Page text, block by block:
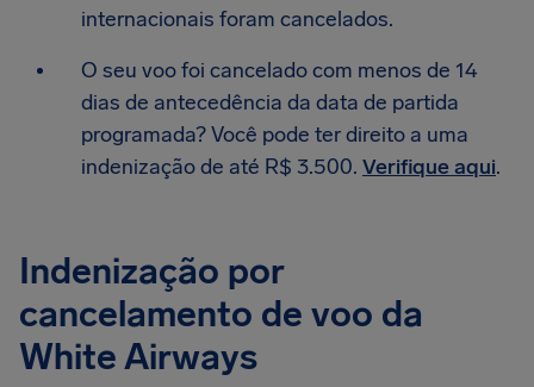
internacionais foram cancelados.
O seu voo foi cancelado com menos de 14
dias de antecedência da data de partida
programada? Você pode ter direito a uma
indenização de até R$ 3.500. Verifique aqui.
Indenização por
cancelamento de voo da
White Airways